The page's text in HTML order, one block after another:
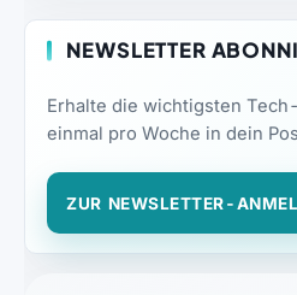
NEWSLETTER
Erhalte die wichtigsten
einmal pro Woche in dein
ZUR NEWSLETTER-